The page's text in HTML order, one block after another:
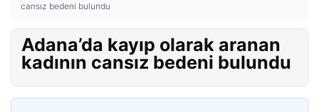
cansız bedeni bulundu
Adana’da kayıp olarak aranan
kadının cansız bedeni bulundu